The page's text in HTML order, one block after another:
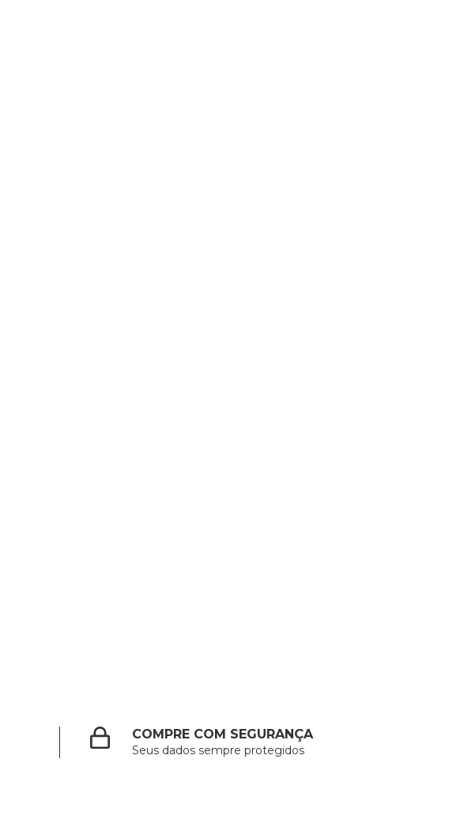
COMPRE COM SEGURANÇA
Seus dados sempre protegidos